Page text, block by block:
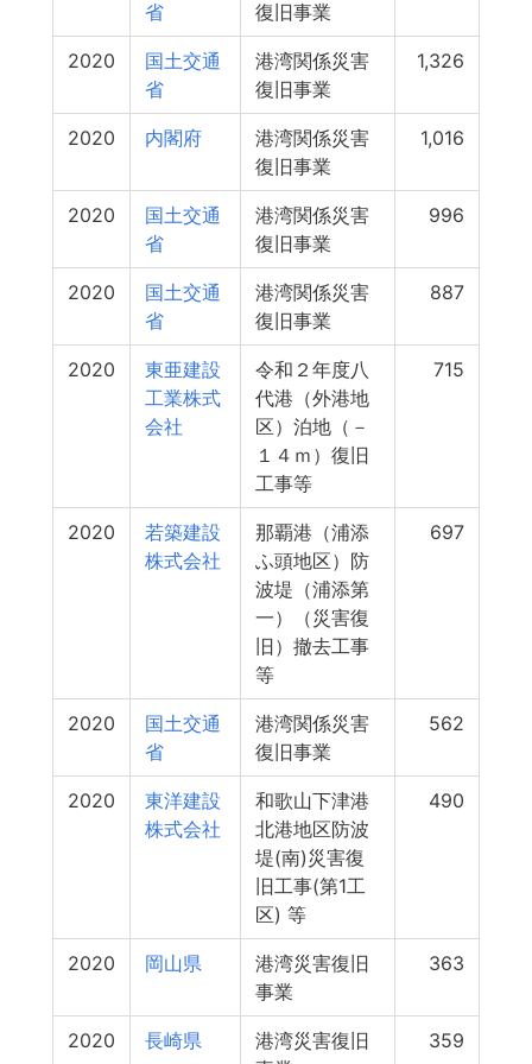
省 復旧事業
2020
国土交通
省
港湾関係災害
復旧事業
1,326
2020 内閣府
港湾関係災害
復旧事業
1,016
2020
国土交通
省
港湾関係災害
復旧事業
996
2020
国土交通
省
港湾関係災害
復旧事業
887
2020
東亜建設
工業株式
会社
令和２年度八
代港（外港地
区）泊地（－
１４ｍ）復旧
工事等
715
2020
若築建設
株式会社
那覇港（浦添
ふ頭地区）防
波堤（浦添第
一）（災害復
旧）撤去工事
等
697
2020
国土交通
省
港湾関係災害
復旧事業
562
2020
東洋建設
株式会社
和歌山下津港
北港地区防波
堤(南)災害復
旧工事(第1工
区) 等
490
2020 岡山県
港湾災害復旧
事業
363
2020 長崎県
港湾災害復旧
359